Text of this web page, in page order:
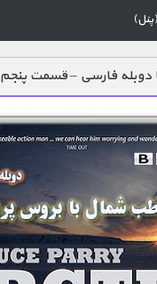
فارسی – قسمت پنجم